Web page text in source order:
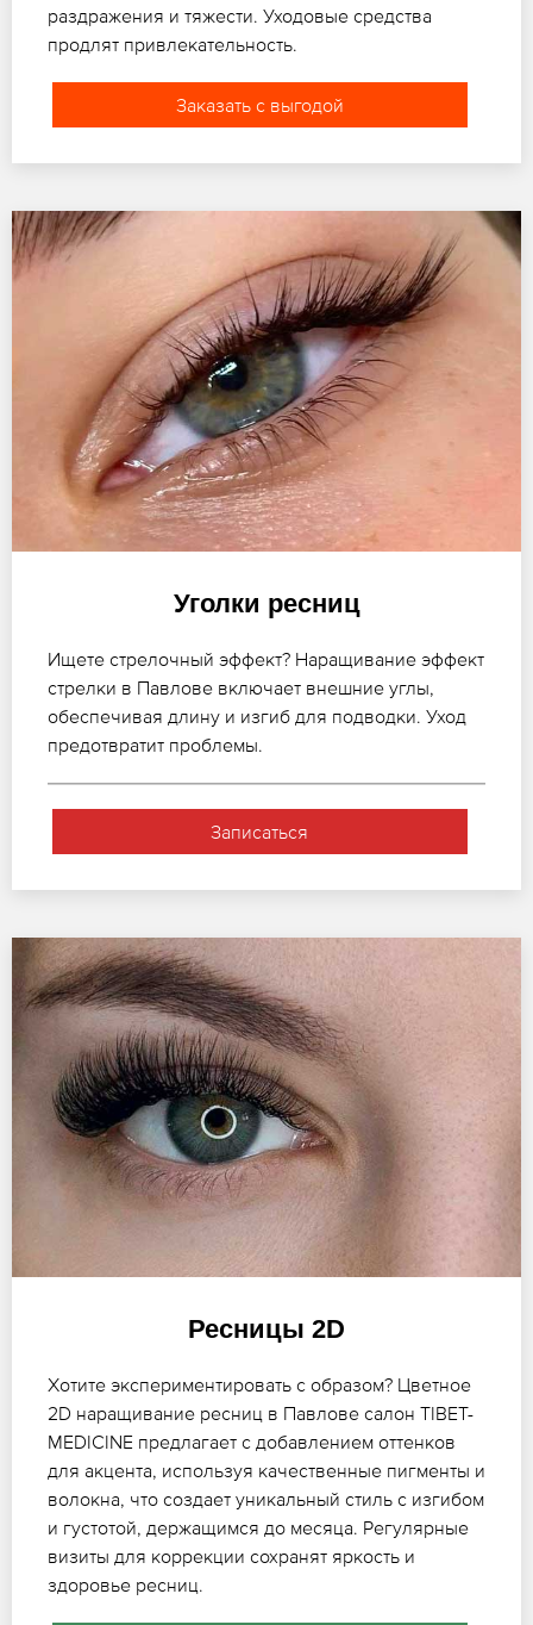
раздражения и тяжести. Уходовые средства
продлят привлекательность.
Заказать с выгодой
Уголки ресниц
Ищете стрелочный эффект? Наращивание эффект
стрелки в Павлове включает внешние углы,
обеспечивая длину и изгиб для подводки. Уход
предотвратит проблемы.
Записаться
Ресницы 2D
Хотите экспериментировать с образом? Цветное
2D наращивание ресниц в Павлове салон TIBET-
MEDICINE предлагает с добавлением оттенков
для акцента, используя качественные пигменты и
волокна, что создает уникальный стиль с изгибом
и густотой, держащимся до месяца. Регулярные
визиты для коррекции сохранят яркость и
здоровье ресниц.